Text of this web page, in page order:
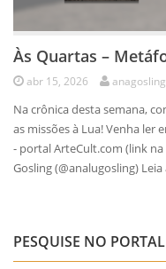
Às Quartas –
abr 15, 2026 anagosling
Na crônica desta semana,
as missões à Lua! Venha ler
- portal ArteCult.com (link na
Gosling (@analugosling)
PESQUISE NO